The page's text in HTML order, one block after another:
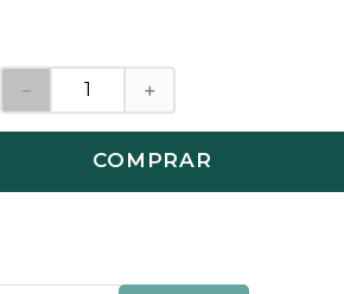
＋
－
COMPRAR